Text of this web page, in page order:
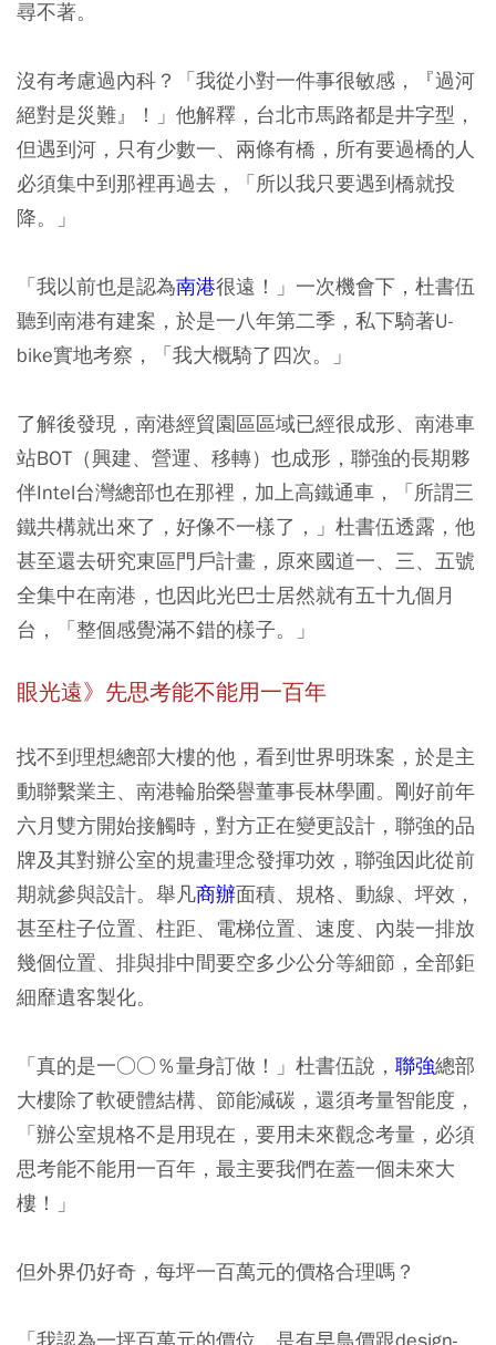
尋不著。
沒有考慮過內科？「我從小對一件事很敏感，『過河
絕對是災難』！」他解釋，台北市馬路都是井字型，
但遇到河，只有少數一、兩條有橋，所有要過橋的人
必須集中到那裡再過去，「所以我只要遇到橋就投
降。」
「我以前也是認為南港很遠！」一次機會下，杜書伍
聽到南港有建案，於是一八年第二季，私下騎著U-
bike實地考察，「我大概騎了四次。」
了解後發現，南港經貿園區區域已經很成形、南港車
站BOT（興建、營運、移轉）也成形，聯強的長期夥
伴Intel台灣總部也在那裡，加上高鐵通車，「所謂三
鐵共構就出來了，好像不一樣了，」杜書伍透露，他
甚至還去研究東區門戶計畫，原來國道一、三、五號
全集中在南港，也因此光巴士居然就有五十九個月
台，「整個感覺滿不錯的樣子。」
眼光遠》先思考能不能用一百年
找不到理想總部大樓的他，看到世界明珠案，於是主
動聯繫業主、南港輪胎榮譽董事長林學圃。剛好前年
六月雙方開始接觸時，對方正在變更設計，聯強的品
牌及其對辦公室的規畫理念發揮功效，聯強因此從前
期就參與設計。舉凡商辦面積、規格、動線、坪效，
甚至柱子位置、柱距、電梯位置、速度、內裝一排放
幾個位置、排與排中間要空多少公分等細節，全部鉅
細靡遺客製化。
「真的是一○○％量身訂做！」杜書伍說， 聯強總部
大樓除了軟硬體結構、節能減碳，還須考量智能度，
「辦公室規格不是用現在，要用未來觀念考量，必須
思考能不能用一百年，最主要我們在蓋一個未來大
樓！」
但外界仍好奇，每坪一百萬元的價格合理嗎？